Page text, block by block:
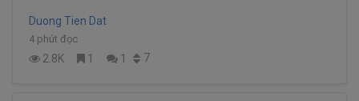
Duong Tien Dat
4 phút đọc
2.8K 1 1 7